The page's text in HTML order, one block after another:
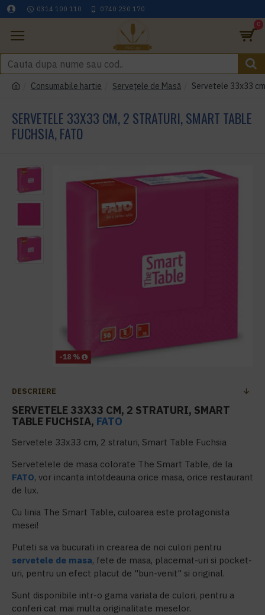
0314 100 110 0740 230 170
0
Consumabile hartie Șervețele de Masă Servetele 33x33
SERVETELE 33X33 CM, 2 STRATURI, SMART TABLE
FUCHSIA, FATO
-18 %
DESCRIERE
SERVETELE 33X33 CM, 2 STRATURI, SMART
TABLE FUCHSIA, FATO
Servetele 33x33 cm, 2 straturi, Smart Table Fuchsia
Servetelele de masa colorate The Smart Table, de la
FATO, vor incanta intotdeauna orice masa, orice restaurant
de lux.
Cu linia The Smart Table, culoarea este protagonista
mesei!
Puteti sa va bucurati in crearea de noi culori pentru
servetele de masa, fete de masa, placemat-uri si pocket-
uri, pentru un efect placut de "bun-venit" si original.
Sunt disponibile intr-o gama variata de culori, pentru a
conferi cat mai multa originalitate meselor.